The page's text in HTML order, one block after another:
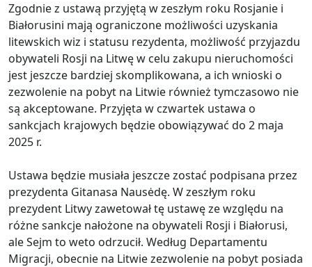
Zgodnie z ustawą przyjętą w zeszłym roku Rosjanie i
Białorusini mają ograniczone możliwości uzyskania
litewskich wiz i statusu rezydenta, możliwość przyjazdu
obywateli Rosji na Litwę w celu zakupu nieruchomości
jest jeszcze bardziej skomplikowana, a ich wnioski o
zezwolenie na pobyt na Litwie również tymczasowo nie
są akceptowane. Przyjęta w czwartek ustawa o
sankcjach krajowych będzie obowiązywać do 2 maja
2025 r.
Ustawa będzie musiała jeszcze zostać podpisana przez
prezydenta Gitanasa Nausėdę. W zeszłym roku
prezydent Litwy zawetował tę ustawę ze względu na
różne sankcje nałożone na obywateli Rosji i Białorusi,
ale Sejm to weto odrzucił. Według Departamentu
Migracji, obecnie na Litwie zezwolenie na pobyt posiada